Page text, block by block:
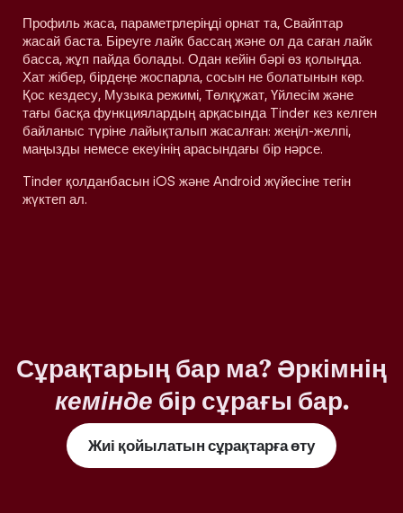
Профиль жаса, параметрлеріңді орнат та, Свайптар
жасай баста. Біреуге лайк бассаң және ол да саған лайк
басса, жұп пайда болады. Одан кейін бәрі өз қолыңда.
Хат жібер, бірдеңе жоспарла, сосын не болатынын көр.
Қос кездесу, Музыка режимі, Төлқұжат, Үйлесім және
тағы басқа функциялардың арқасында Tinder кез келген
байланыс түріне лайықталып жасалған: жеңіл-желпі,
маңызды немесе екеуінің арасындағы бір нәрсе.
Tinder қолданбасын iOS және Android жүйесіне тегін
жүктеп ал.
Сұрақтарың бар ма? Әркімнің
кемінде бір сұрағы бар.
Жиі қойылатын сұрақтарға өту